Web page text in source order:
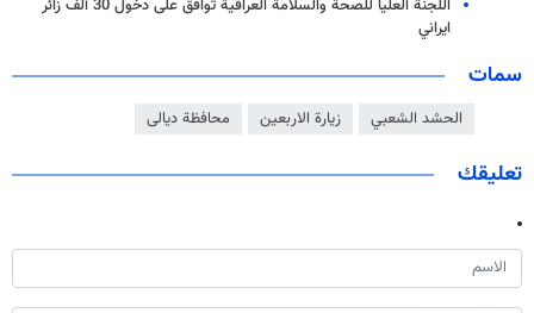
اللجنة العليا للصحة والسلامة العراقية توافق على دخول 30 ألف زائر
ايراني
سمات
الحشد الشعبي زيارة الاربعين محافظة ديالى
تعليقك